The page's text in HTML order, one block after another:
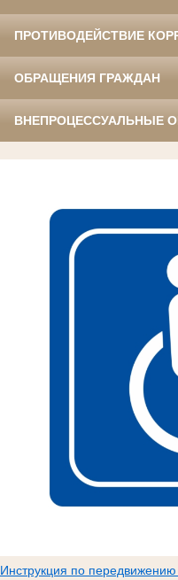
ПРОТИВОДЕЙСТВИЕ
ОБРАЩЕНИЯ ГРАЖДАН
ВНЕПРОЦЕССУАЛЬНЫЕ
Инструкция по